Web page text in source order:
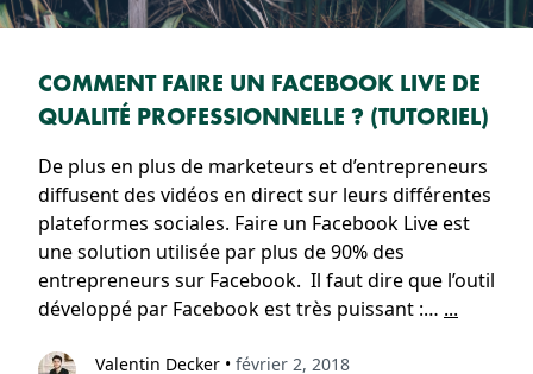
COMMENT FAIRE UN FACEBOOK LIVE DE
QUALITÉ PROFESSIONNELLE ? (TUTORIEL)
De plus en plus de marketeurs et d’entrepreneurs
diffusent des vidéos en direct sur leurs différentes
plateformes sociales. Faire un Facebook Live est
une solution utilisée par plus de 90% des
entrepreneurs sur Facebook. Il faut dire que l’outil
développé par Facebook est très puissant :… ...
Valentin Decker • février 2, 2018